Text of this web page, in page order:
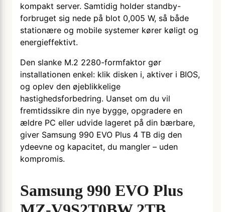
kompakt server. Samtidig holder standby-
forbruget sig nede på blot 0,005 W, så både
stationære og mobile systemer kører køligt og
energieffektivt.
Den slanke M.2 2280-formfaktor gør
installationen enkel: klik disken i, aktiver i BIOS,
og oplev den øjeblikkelige
hastighedsforbedring. Uanset om du vil
fremtidssikre din nye bygge, opgradere en
ældre PC eller udvide lageret på din bærbare,
giver Samsung 990 EVO Plus 4 TB dig den
ydeevne og kapacitet, du mangler – uden
kompromis.
Samsung 990 EVO Plus